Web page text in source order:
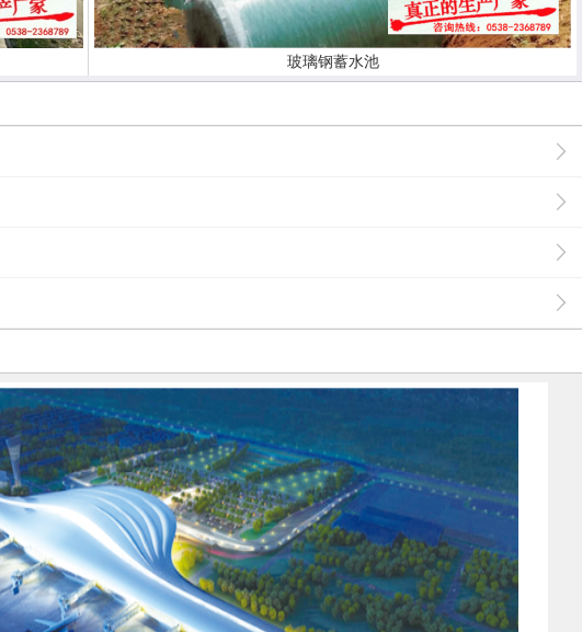
玻璃钢蓄水池